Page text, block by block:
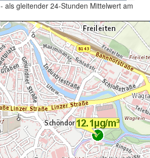
- als gleitender 24-Stunden Mittelwert am